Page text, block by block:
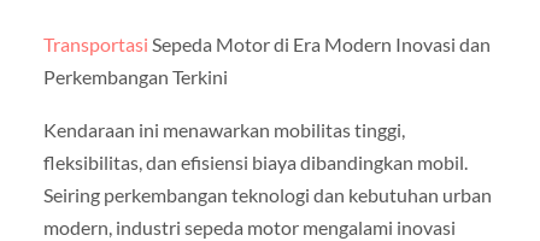
Transportasi Sepeda Motor di Era Modern Inovasi dan
Perkembangan Terkini
Kendaraan ini menawarkan mobilitas tinggi,
fleksibilitas, dan efisiensi biaya dibandingkan mobil.
Seiring perkembangan teknologi dan kebutuhan urban
modern, industri sepeda motor mengalami inovasi